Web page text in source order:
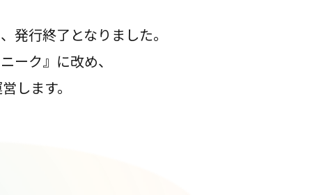
発行終了となりました。
ーク』に改め、
します。